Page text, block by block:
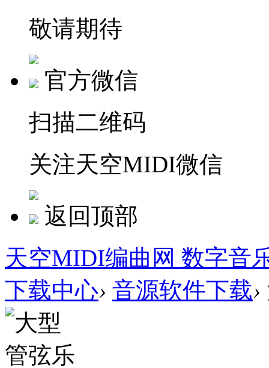
敬请期待
官方微信
扫描二维码
关注天空MIDI微信
返回顶部
天空MIDI编曲网 数字音
下载中心› 音源软件下载›